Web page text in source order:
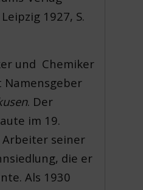
1927, S.
und Chemiker
. Der
im 19.
seiner
die er
Als 1930